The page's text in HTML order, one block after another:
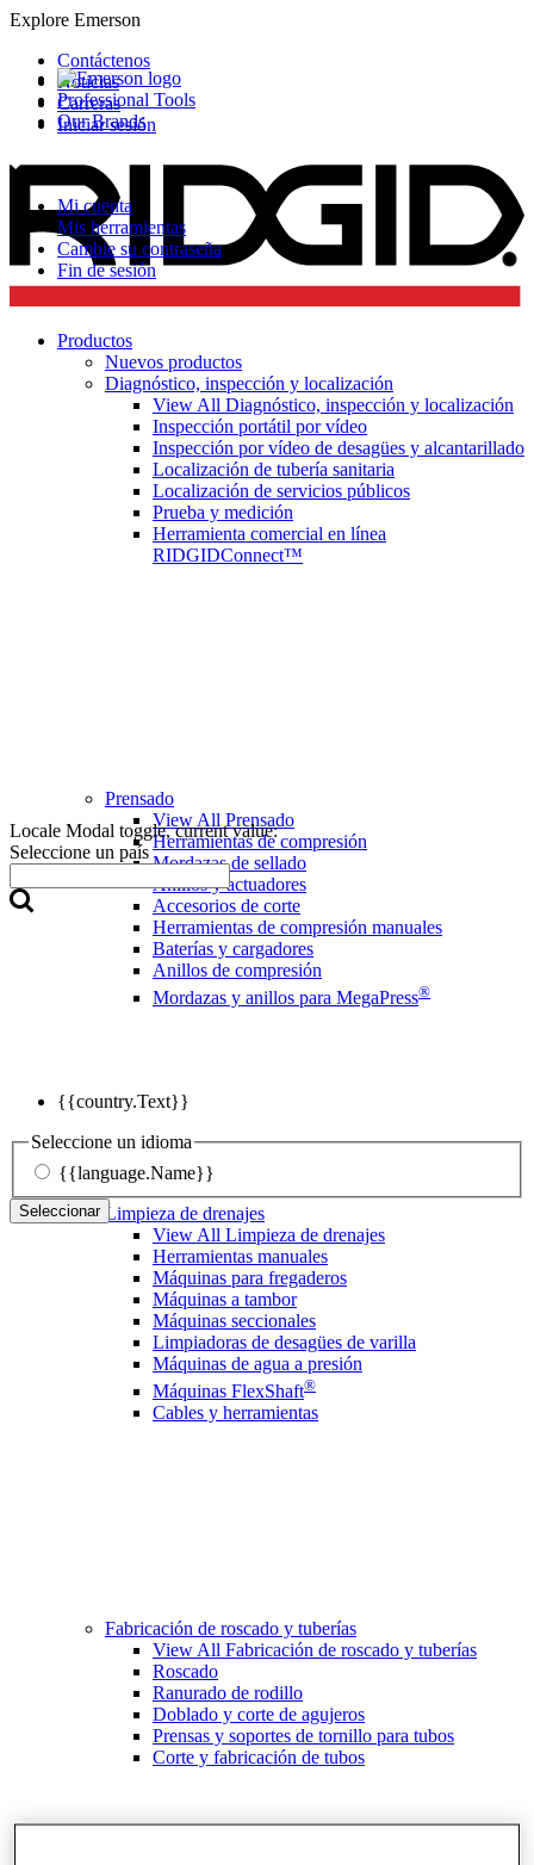
Explore Emerson
Professional Tools
Our Brands
Contáctenos
Noticias
Carreras
Iniciar sesión
Mi cuenta
Mis herramientas
Cambie su contraseña
Fin de sesión
Locale Modal toggle, current value:
Seleccione un país
{{country.Text}}
Seleccione un idioma
{{language.Name}}
Seleccionar
Productos
Nuevos productos
Diagnóstico, inspección y localización
View All Diagnóstico, inspección y localización
Inspección portátil por vídeo
Inspección por vídeo de desagües y alcantarillado
Localización de tubería sanitaria
Localización de servicios públicos
Prueba y medición
Herramienta comercial en línea
RIDGIDConnect™
Prensado
View All Prensado
Herramientas de compresión
Mordazas de sellado
Anillos y actuadores
Accesorios de corte
Herramientas de compresión manuales
Baterías y cargadores
Anillos de compresión
Mordazas y anillos para MegaPress®
Limpieza de drenajes
View All Limpieza de drenajes
Herramientas manuales
Máquinas para fregaderos
Máquinas a tambor
Máquinas seccionales
Limpiadoras de desagües de varilla
Máquinas de agua a presión
Máquinas FlexShaft®
Cables y herramientas
Fabricación de roscado y tuberías
View All Fabricación de roscado y tuberías
Roscado
Ranurado de rodillo
Doblado y corte de agujeros
Prensas y soportes de tornillo para tubos
Corte y fabricación de tubos